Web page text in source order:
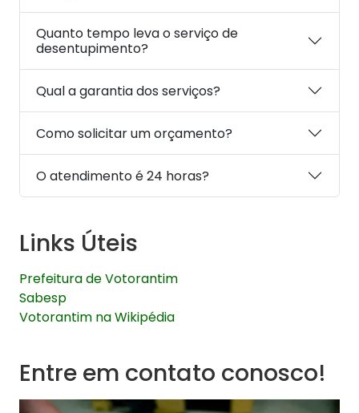
Quanto tempo leva o serviço de
desentupimento?
Qual a garantia dos serviços?
Como solicitar um orçamento?
O atendimento é 24 horas?
Links Úteis
Prefeitura de Votorantim
Sabesp
Votorantim na Wikipédia
Entre em contato conosco!